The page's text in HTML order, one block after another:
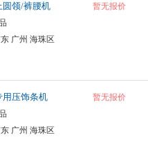
圆领/裤腰机
广州 海珠区
暂无报价
用压饰条机
广州 海珠区
暂无报价